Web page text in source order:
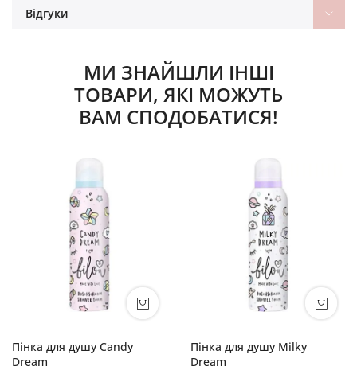
Відгуки
МИ ЗНАЙШЛИ ІНШІ
ТОВАРИ, ЯКІ МОЖУТЬ
ВАМ СПОДОБАТИСЯ!
Пінка для душу Candy
Dream
Пінка для душу Milky
Dream